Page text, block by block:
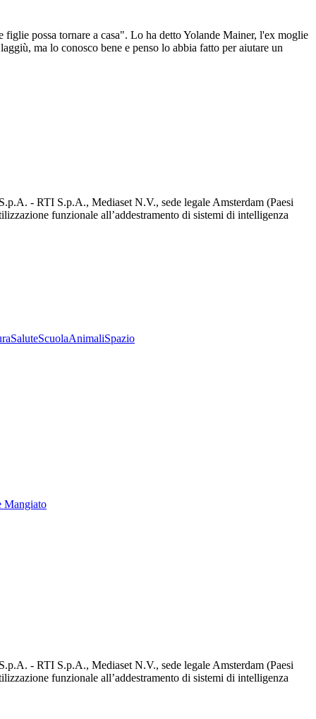
possa tornare a casa". Lo ha detto Yolande Mainer, l'ex moglie
ma lo conosco bene e penso lo abbia fatto per aiutare un
- RTI S.p.A., Mediaset N.V., sede legale Amsterdam (Paesi
funzionale all’addestramento di sistemi di intelligenza
SaluteScuolaAnimaliSpazio
Mangiato
- RTI S.p.A., Mediaset N.V., sede legale Amsterdam (Paesi
funzionale all’addestramento di sistemi di intelligenza